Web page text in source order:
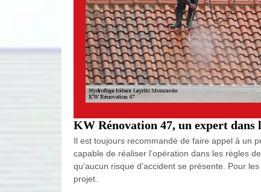
KW Rénovation 47, un expert
Il est toujours recommandé de faire appel à un
capable de réaliser l’opération dans les règles
qu’aucun risque d’accident se présente. Pour
projet.